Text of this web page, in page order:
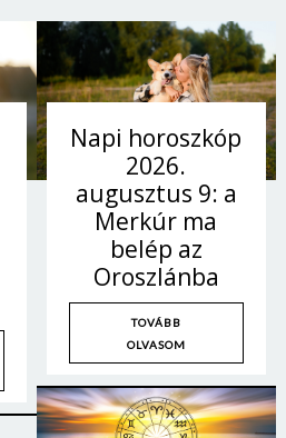
Napi horoszkóp
2026.
augusztus 9: a
Merkúr ma
belép az
Oroszlánba
TOVÁBB
OLVASOM